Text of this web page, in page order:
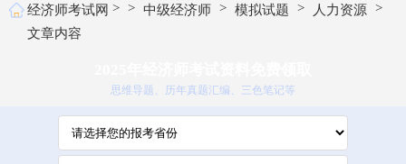
经济师考试网 > > 中级经济师 > 模拟试题 > 人力资源 >
文章内容
思维导题、历年真题汇编、三色笔记等